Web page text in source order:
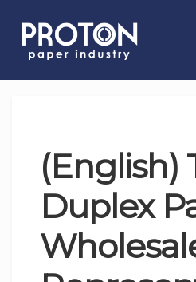
(English)
Duplex